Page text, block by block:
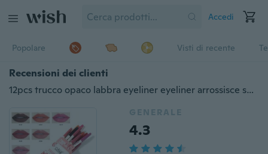
Accedi
Popolare Visti di recente
Recensioni dei clienti
12pcs trucco opaco labbra eyeliner eyeliner arrossisce set di penne cosmetiche impermeabili a lunga durata matita labbra matita strumenti di bellezza accessori
GENERALE
4.3